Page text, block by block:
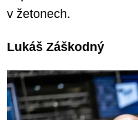
v žetonech.
Lukáš Záškodný